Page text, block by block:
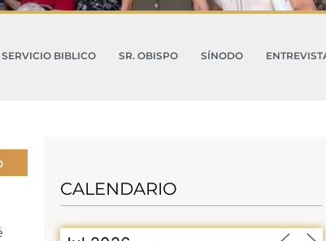
SERVICIO BIBLICO SR. OBISPO SÍNODO
CALENDARIO